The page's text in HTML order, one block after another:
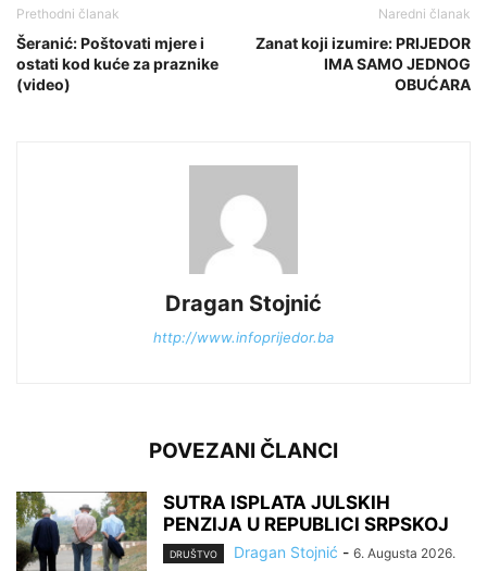
Prethodni članak
Šeranić: Poštovati mjere i
ostati kod kuće za praznike
(video)
Naredni članak
Zanat koji izumire: PRIJEDOR
IMA SAMO JEDNOG
OBUĆARA
Dragan Stojnić
http://www.infoprijedor.ba
POVEZANI ČLANCI
SUTRA ISPLATA JULSKIH
PENZIJA U REPUBLICI SRPSKOJ
DRUŠTVO Dragan Stojnić - 6. Augusta 2026.